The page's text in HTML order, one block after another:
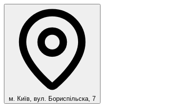
м. Київ, вул. Бориспільска, 7